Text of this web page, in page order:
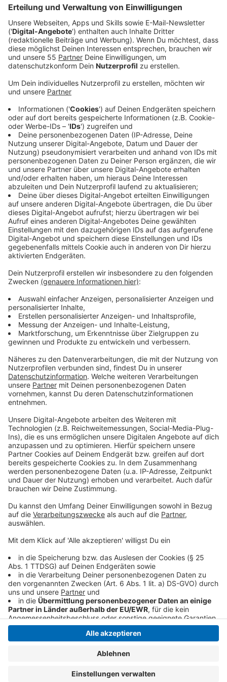
Beim KFC Uerdingen gibt es gute Nachrichten: Das
Insolvenzverfahren wird aufgehoben. Das hat das
Amtsgericht Krefeld dem Verein mitgeteilt.
Anzeige
Anzeige
Mit der Aufhebung gilt der Verein nach eigenen
Angaben wieder als wirtschaftlich stabil aufgestellt.
Damit kann der KFC ohne Altlasten in die Zukunft
starten.
Anzeige
Wichtiger Meilenstein für den Verein
Anzeige
Vereinsführung und Insolvenzverwalter sprechen von
einem entscheidenden Schritt. Sie betonen auch die
Unterstützung von Fans, Sponsoren und Gläubigern,
ohne die dieser Schritt nicht möglich gewesen wäre.
Schwierige Zeit liegt hinter dem Club
Anzeige
Der KFC hatte sich seit dem vergangenen Jahr in
einem Insolvenzverfahren befunden – unter anderem
wegen Zahlungsunfähigkeit und Überschuldung. Jetzt
soll der Fokus wieder auf einer stabilen und
nachhaltigen Entwicklung liegen.
bekommt ihr hier
Anzeige
Anzeige